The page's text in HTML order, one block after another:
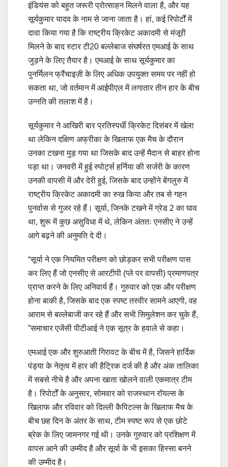
इंडियंस को बहुत जरूरी प्रोत्साहन मिलने वाला है, और यह
सूर्यकुमार यादव के नाम से जाना जाता है। हां, कई रिपोर्टों में
दावा किया गया है कि राष्ट्रीय क्रिकेट अकादमी से मंजूरी
मिलने के बाद स्टार टी20 बल्लेबाज संघर्षरत एमआई के साथ
जुड़ने के लिए तैयार है। एमआई के साथ सूर्यकुमार का
पुनर्मिलन फ्रैंचाइज़ी के लिए अधिक उपयुक्त समय पर नहीं हो
सकता था, जो वर्तमान में आईपीएल में लगातार तीन हार के बीच
उन्नति की तलाश में है।
सूर्यकुमार ने आखिरी बार प्रतिस्पर्धी क्रिकेट दिसंबर में खेला
था लेकिन दक्षिण अफ्रीका के खिलाफ एक मैच के दौरान
उनका टखना मुड़ गया था जिसके बाद उन्हें मैदान से बाहर होना
पड़ा था। जनवरी में हुई स्पोर्ट्स हर्निया की सर्जरी के कारण
उनकी वापसी में और देरी हुई, जिसके बाद उन्होंने बेंगलुरु में
राष्ट्रीय क्रिकेट अकादमी का रुख किया और तब से गहन
पुनर्वास से गुजर रहे हैं। सूर्या, जिनके टखने में ग्रेड 2 का घाव
था, शुरू में कुछ असुविधा में थे, लेकिन अंततः एनसीए ने उन्हें
आगे बढ़ने की अनुमति दे दी।
“सूर्या ने एक नियमित परीक्षण को छोड़कर सभी परीक्षण पास
कर लिए हैं जो एनसीए से आरटीपी (प्ले पर वापसी) प्रमाणपत्र
प्राप्त करने के लिए अनिवार्य हैं। गुरुवार को एक और परीक्षण
होना बाकी है, जिसके बाद एक स्पष्ट तस्वीर सामने आएगी, वह
आराम से बल्लेबाजी कर रहे हैं और सभी सिमुलेशन कर चुके हैं,
”समाचार एजेंसी पीटीआई ने एक सूत्र के हवाले से कहा।
एमआई एक और शुरुआती गिरावट के बीच में है, जिसने हार्दिक
पंड्या के नेतृत्व में हार की हैट्रिक दर्ज की है और अंक तालिका
में सबसे नीचे है और अपना खाता खोलने वाली एकमात्र टीम
है। रिपोर्टों के अनुसार, सोमवार को राजस्थान रॉयल्स के
खिलाफ और रविवार को दिल्ली कैपिटल्स के खिलाफ मैच के
बीच छह दिन के अंतर के साथ, टीम स्पष्ट रूप से एक छोटे
ब्रेक के लिए जामनगर गई थी। उनके गुरुवार को प्रशिक्षण में
वापस आने की उम्मीद है और सूर्या के भी इसका हिस्सा बनने
की उम्मीद है।